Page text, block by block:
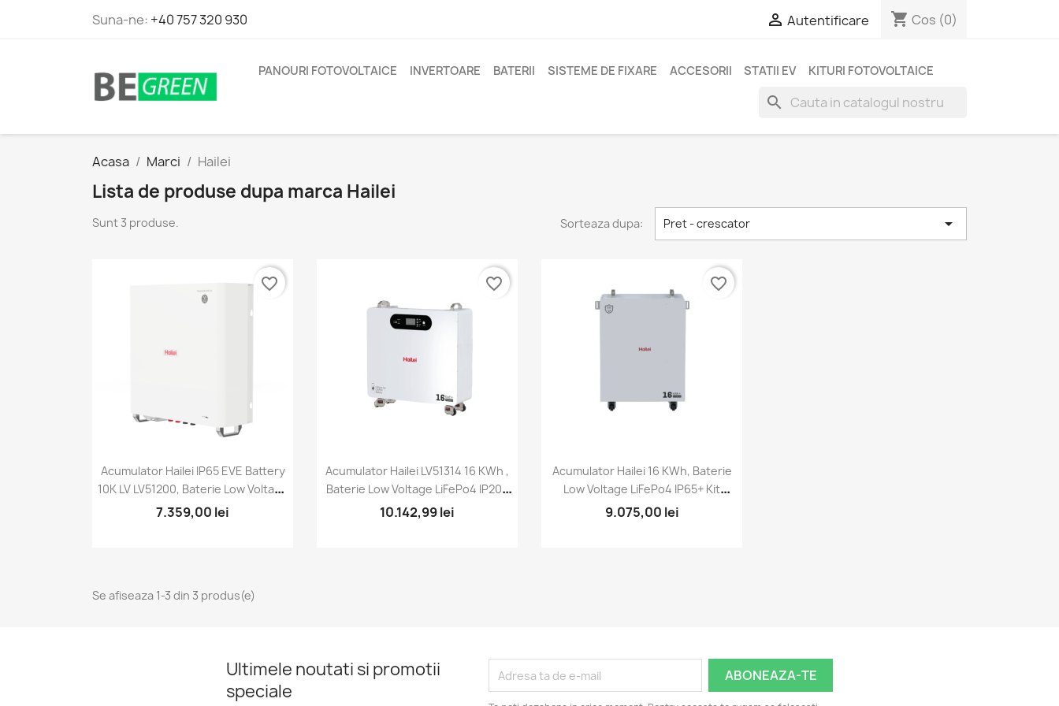
Suna-ne: +40 757 320 930  Autentificare shopping_cart Cos (0)
PANOURI FOTOVOLTAICE INVERTOARE BATERII SISTEME DE FIXARE ACCESORII STATII EV KITURI FOTOVOLTAICE
search
Acasa Marci Hailei
Lista de produse dupa marca Hailei
Sunt 3 produse. Sorteaza dupa: Pret - crescator 
Vizualizare rapida
Acumulator Hailei IP65 EVE Battery
10K LV LV51200, Baterie Low Voltage
LiFePo4 + Sistem Incalzire
7.359,00 lei
favorite_border
Vizualizare rapida
Acumulator Hailei LV51314 16 KWh ,
Baterie Low Voltage LiFePo4 IP20+
Kit Cabluri + Încălzire
10.142,99 lei
favorite_border
Vizualizare rapida
Acumulator Hailei 16 KWh, Baterie
Low Voltage LiFePo4 IP65+ Kit
Cabluri + Încălzire
9.075,00 lei
favorite_border
Se afiseaza 1-3 din 3 produs(e)
Ultimele noutati si promotii
speciale